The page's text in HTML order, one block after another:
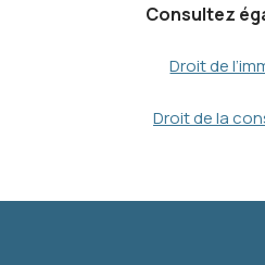
Consultez
Droit de
Droit de la